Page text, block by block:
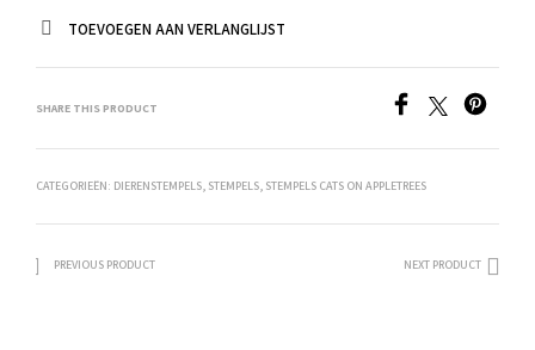
TOEVOEGEN AAN VERLANGLIJST
SHARE THIS PRODUCT
CATEGORIEËN: DIERENSTEMPELS, STEMPELS, STEMPELS CATS ON APPLETREES
PREVIOUS PRODUCT NEXT PRODUCT